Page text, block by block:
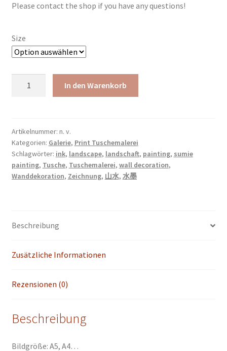
Please contact the shop if you have any questions!
Size
Tusche
Malerei
chinese
painting
Heim
Wand
printed
In den Warenkorb
Artikelnummer: n. v.
Kategorien: Galerie, Print Tuschemalerei
Schlagwörter: ink, landscape, landschaft, painting, sumie
painting, Tusche, Tuschemalerei, wall decoration,
Wanddekoration, Zeichnung, 山水, 水墨
Beschreibung
Zusätzliche Informationen
Rezensionen (0)
Beschreibung
Bildgröße: A5, A4…